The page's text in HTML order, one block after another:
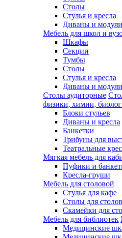
Столы
Стулья и кресла
Диваны и модули
Мебель для школ и
Шкафы
Секции
Тумбы
Столы
Стулья и кресла
Диваны и модули
Столы аудиторные
физики, химии,
Блоки стульев
Диваны и кресла
Банкетки
Трибуны для
Театральные
Мягкая мебель для
Пуфики и
Кресла-груши
Мебель для столовой
Cтулья для кафе
Cтолы для
Скамейки для
Мебель для библиотек
Медицинские